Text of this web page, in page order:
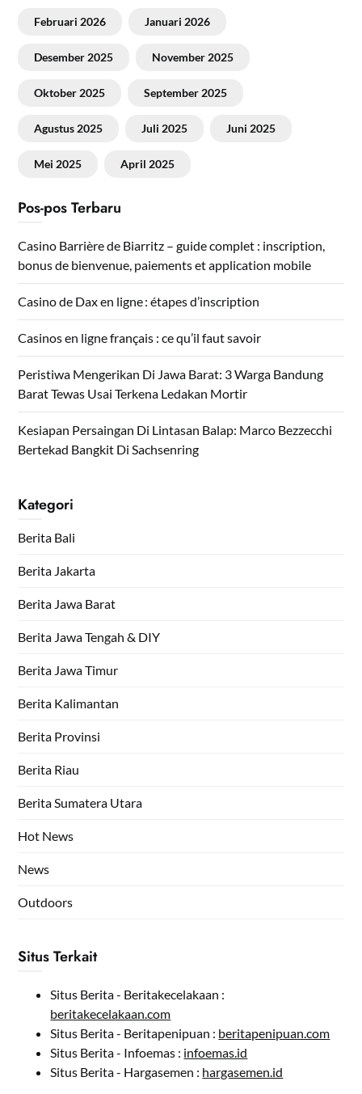
Februari 2026 Januari 2026
Desember 2025 November 2025
Oktober 2025 September 2025
Agustus 2025 Juli 2025 Juni 2025
Mei 2025 April 2025
Pos-pos Terbaru
Casino Barrière de Biarritz – guide complet : inscription,
bonus de bienvenue, paiements et application mobile
Casino de Dax en ligne : étapes d’inscription
Casinos en ligne français : ce qu’il faut savoir
Peristiwa Mengerikan Di Jawa Barat: 3 Warga Bandung
Barat Tewas Usai Terkena Ledakan Mortir
Kesiapan Persaingan Di Lintasan Balap: Marco Bezzecchi
Bertekad Bangkit Di Sachsenring
Kategori
Berita Bali
Berita Jakarta
Berita Jawa Barat
Berita Jawa Tengah & DIY
Berita Jawa Timur
Berita Kalimantan
Berita Provinsi
Berita Riau
Berita Sumatera Utara
Hot News
News
Outdoors
Situs Terkait
Situs Berita - Beritakecelakaan :
beritakecelakaan.com
Situs Berita - Beritapenipuan : beritapenipuan.com
Situs Berita - Infoemas : infoemas.id
Situs Berita - Hargasemen : hargasemen.id